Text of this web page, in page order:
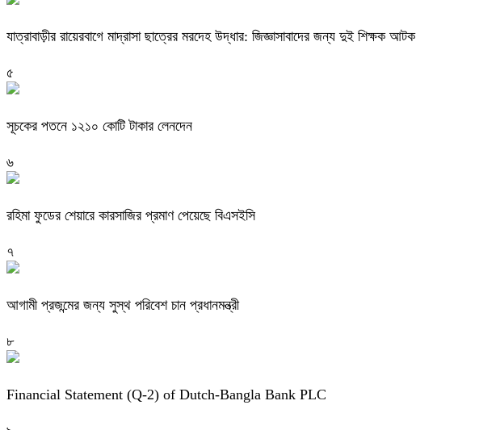
যাত্রাবাড়ীর রায়েরবাগে মাদ্রাসা ছাত্রের মরদেহ উদ্ধার: জিজ্ঞাসাবাদের জন্য দুই শিক্ষক আটক
৫
সূচকের পতনে ১২১০ কোটি টাকার লেনদেন
৬
রহিমা ফুডের শেয়ারে কারসাজির প্রমাণ পেয়েছে বিএসইসি
৭
আগামী প্রজন্মের জন্য সুস্থ পরিবেশ চান প্রধানমন্ত্রী
৮
Financial Statement (Q-2) of Dutch-Bangla Bank PLC